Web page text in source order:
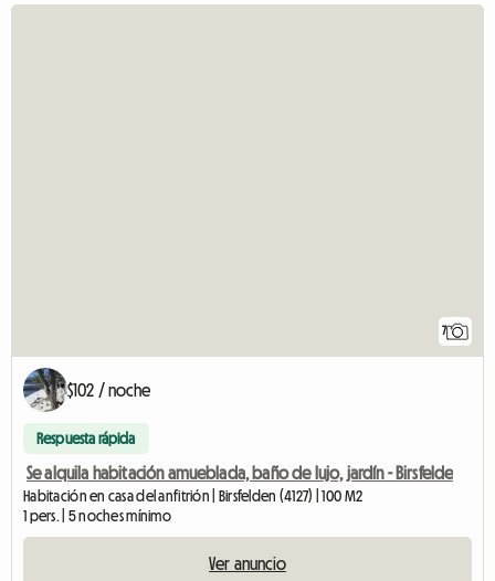
7
$102 / noche
Respuesta rápida
Se alquila habitación amueblada, baño de lujo, jardín - Birsfelde
Habitación en casa del anfitrión | Birsfelden (4127) | 100 M2
1 pers. | 5 noches mínimo
Ver anuncio